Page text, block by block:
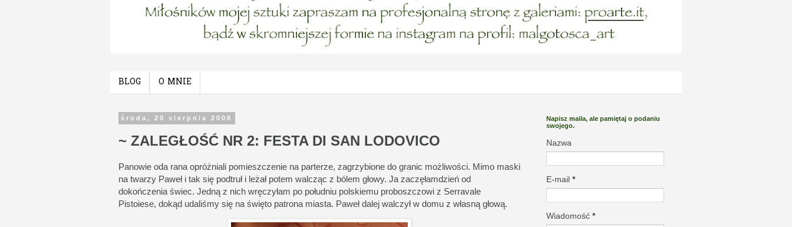
BLOG O MNIE
środa, 20 sierpnia 2008
~ ZALEGŁOŚĆ NR 2: FESTA DI SAN LODOVICO
Panowie oda rana opróżniali pomieszczenie na parterze, zagrzybione do granic możliwości. Mimo maski
na twarzy Paweł i tak się podtruł i leżał potem walcząc z bólem głowy. Ja zaczęłamdzień od
dokończenia świec. Jedną z nich wręczyłam po południu polskiemu proboszczowi z Serravale
Pistoiese, dokąd udaliśmy się na święto patrona miasta. Paweł dalej walczył w domu z własną głową.
Napisz maila, ale pamiętaj o podaniu
swojego.
Nazwa
E-mail *
Wiadomość *